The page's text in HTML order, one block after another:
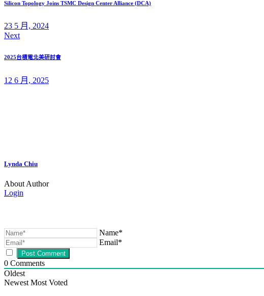
Silicon Topology Joins TSMC Design Center Alliance (DCA)
23 5 月, 2024
Next
2025台積電北美研討會
12 6 月, 2025
Lynda Chiu
About Author
Login
Name*
Email*
0 Comments
Oldest
Newest Most Voted